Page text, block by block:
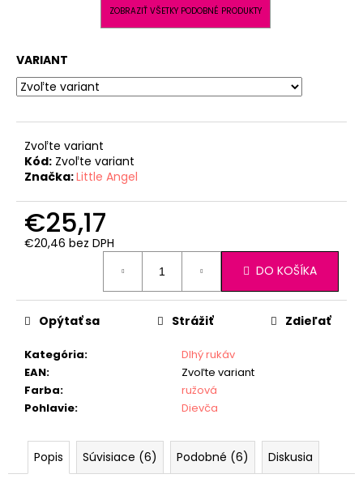
ZOBRAZIŤ VŠETKY PODOBNÉ PRODUKTY
VARIANT
Zvoľte variant
Kód: Zvoľte variant
Značka:Little Angel
€25,17
€20,46 bez DPH
DO KOŠÍKA
Kategória:
Dlhý rukáv
EAN:
Zvoľte variant
Farba:
ružová
Pohlavie: Dievča
Opýtať sa Strážiť Zdieľať
Popis Súvisiace (6) Podobné (6) Diskusia